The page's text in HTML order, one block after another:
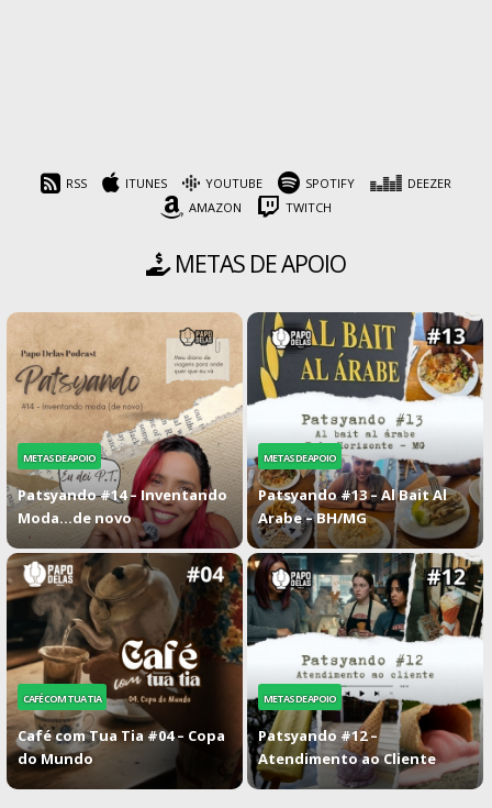
RSS ITUNES YOUTUBE SPOTIFY
DEEZER
AMAZON
TWITCH
METAS DE APOIO
METAS DE APOIO
Patsyando #14 – Inventando
Moda…de novo
METAS DE APOIO
Patsyando #13 – Al Bait Al
Arabe – BH/MG
CAFÉ COM TUA TIA
Café com Tua Tia #04 – Copa
do Mundo
METAS DE APOIO
Patsyando #12 –
Atendimento ao Cliente